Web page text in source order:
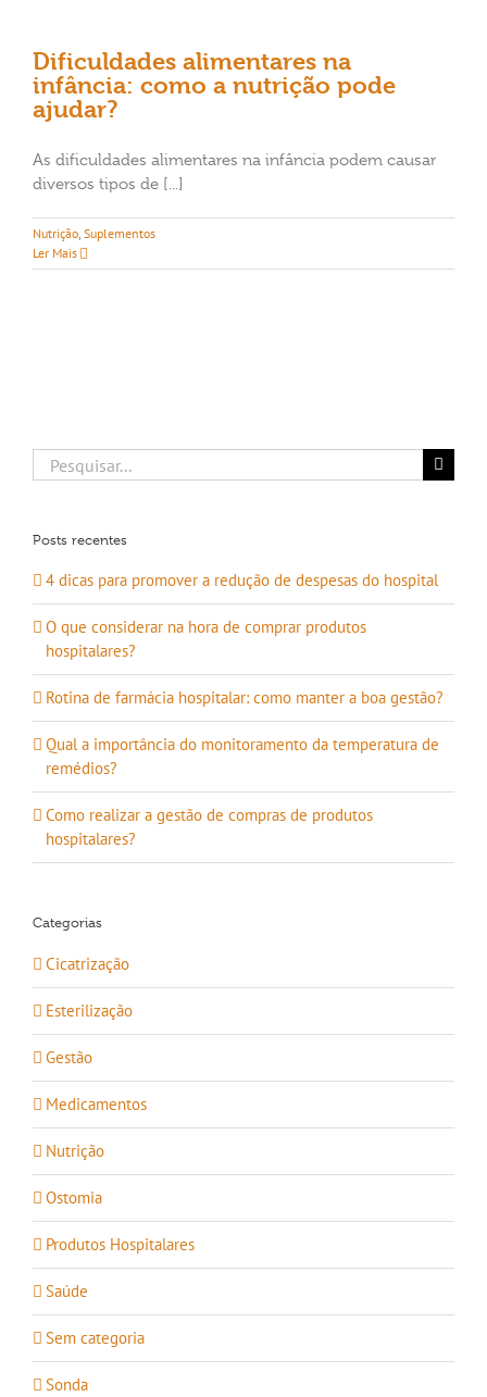
Dificuldades alimentares na
infância: como a nutrição pode
ajudar?
As dificuldades alimentares na infância podem causar
diversos tipos de [...]
Nutrição, Suplementos
Ler Mais
Buscar
resultados
Posts recentes
4 dicas para promover a redução de despesas do hospital
O que considerar na hora de comprar produtos
hospitalares?
Rotina de farmácia hospitalar: como manter a boa gestão?
Qual a importância do monitoramento da temperatura de
remédios?
Como realizar a gestão de compras de produtos
hospitalares?
Categorias
Cicatrização
Esterilização
Gestão
Medicamentos
Nutrição
Ostomia
Produtos Hospitalares
Saúde
Sem categoria
Sonda